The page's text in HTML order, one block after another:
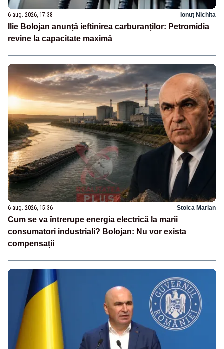
6 aug. 2026, 17:38 Ionuț Nichita
Ilie Bolojan anunță ieftinirea carburanților: Petromidia
revine la capacitate maximă
6 aug. 2026, 15:36 Stoica Marian
Cum se va întrerupe energia electrică la marii
consumatori industriali? Bolojan: Nu vor exista
compensații